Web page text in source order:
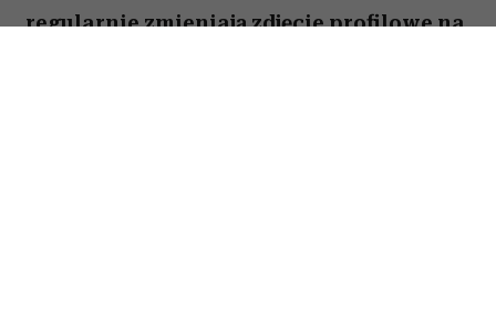
regularnie zmieniają zdjęcie profilowe na